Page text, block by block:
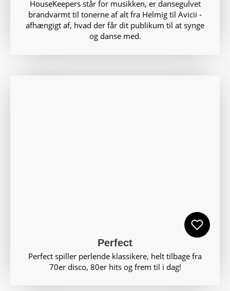
HouseKeepers står for musikken, er dansegulvet
brandvarmt til tonerne af alt fra Helmig til Avicii ‑
afhængigt af, hvad der får dit publikum til at synge
og danse med.
Perfect
Perfect spiller perlende klassikere, helt tilbage fra
70er disco, 80er hits og frem til i dag!